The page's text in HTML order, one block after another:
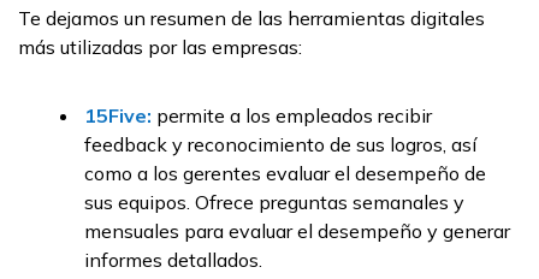
Te dejamos un resumen de las herramientas digitales
más utilizadas por las empresas:
15Five: permite a los empleados recibir
feedback y reconocimiento de sus logros, así
como a los gerentes evaluar el desempeño de
sus equipos. Ofrece preguntas semanales y
mensuales para evaluar el desempeño y generar
informes detallados.